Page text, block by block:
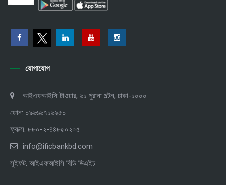
যোগাযোগ
আইএফআইসি টাওয়ার, ৬১ পুরানা পল্টন, ঢাকা-১০০০
ফোন: ০৯৬৬৬৭১৬২৫০
ফ্যাক্স: ৮৮০-২-৪৪৮৫০২০৫
info@ificbankbd.com
সুইফট: আইএফআইসি বিডি ডিএইচ